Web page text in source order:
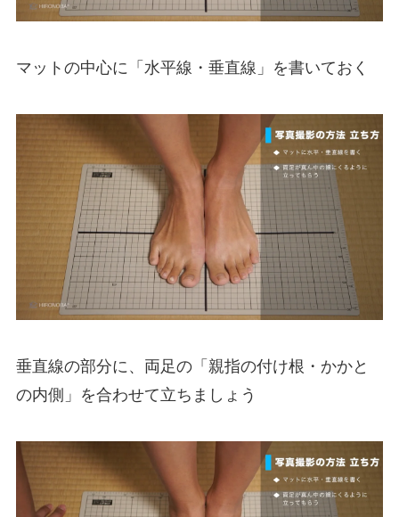
マットの中心に「水平線・垂直線」を書いておく
垂直線の部分に、両足の「親指の付け根・かかと
の内側」を合わせて立ちましょう